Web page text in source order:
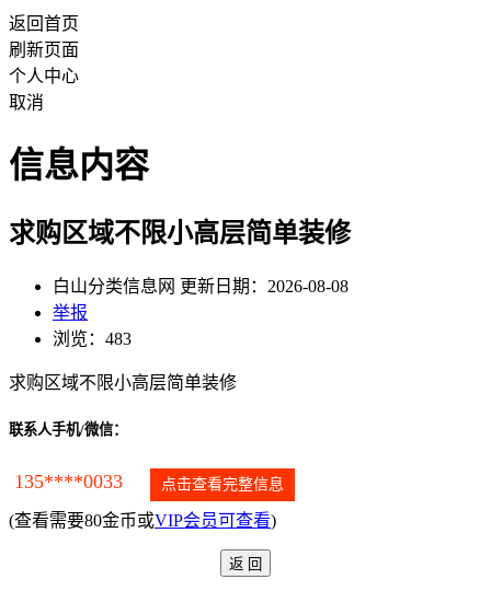
返回首页
刷新页面
个人中心
取消
信息内容
求购区域不限小高层简单装修
白山分类信息网 更新日期：2026-08-08
举报
浏览：483
求购区域不限小高层简单装修
联系人手机/微信：
135****0033 点击查看完整信息
(查看需要80金币或VIP会员可查看)